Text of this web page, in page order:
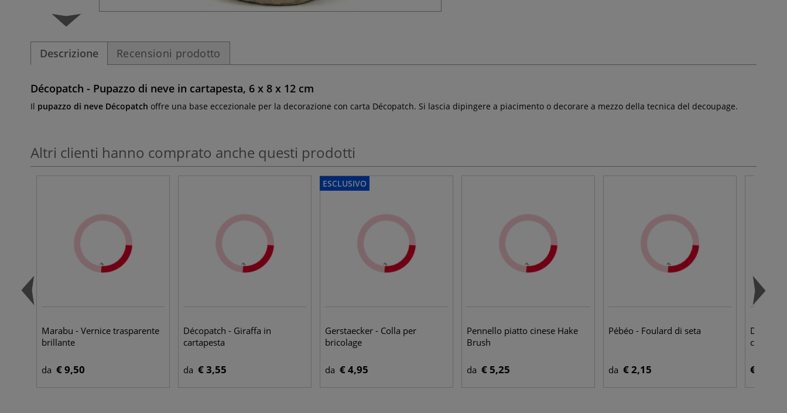
Descrizione Recensioni prodotto
Décopatch - Pupazzo di neve in cartapesta, 6 x 8 x 12 cm
Il pupazzo di neve Décopatch offre una base eccezionale per la decorazione con carta Décopatch. Si lascia dipingere a piacimento o decorare a mezzo della tecnica del decoupage.
Altri clienti hanno comprato anche questi prodotti
Marabu - Vernice trasparente
brillante
da € 9,50
Décopatch - Giraffa in
cartapesta
da € 3,55
ESCLUSIVO
Gerstaecker - Colla per
bricolage
da € 4,95
Pennello piatto cinese Hake
Brush
da € 5,25
Pébéo - Foulard di seta
da € 2,15 € 7,45